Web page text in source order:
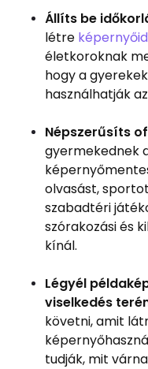
Állíts be
létre
életkoroknak
hogy a
használhatják
Népszerűsíts
gyermekednek
olvasást,
szabadtéri
szórakozási és
kínál.
Légyél
viselkedés
követni, amit
tudják, mit